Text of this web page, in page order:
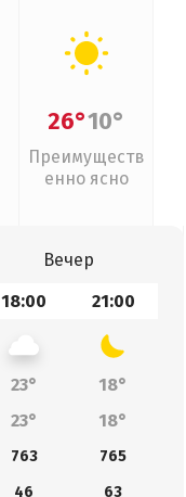
26°10°
Преимуществ
енно ясно
Вечер
18:00 21:00
23°
18°
23° 18°
763
765
46
63